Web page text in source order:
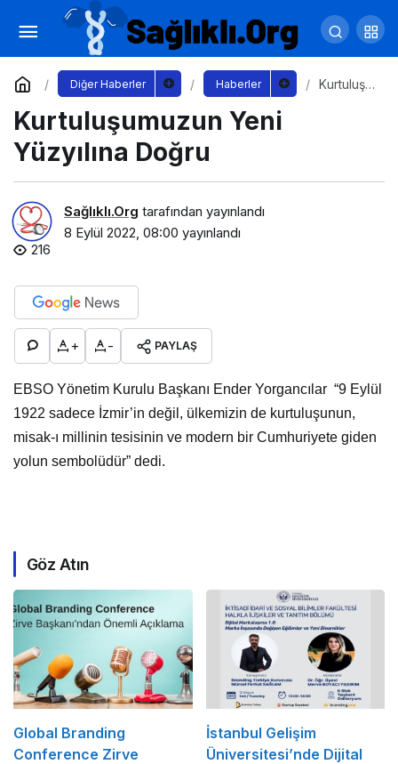
Diğer Haberler Haberler
Kurtuluşu
Kurtuluşumuzun Yeni
Yüzyılına Doğru
Sağlıklı.Org tarafından yayınlandı
8 Eylül 2022, 08:00 yayınlandı
216
+ - PAYLAŞ
EBSO Yönetim Kurulu Başkanı Ender Yorgancılar “9 Eylül
1922 sadece İzmir’in değil, ülkemizin de kurtuluşunun,
misak-ı millinin tesisinin ve modern bir Cumhuriyete giden
yolun sembolüdür” dedi.
Göz Atın
Global Branding
Conference Zirve
İstanbul Gelişim
Üniversitesi’nde Dijital
Erteleme Davranışından Kurtulmak Mümkün
Yorum Yap Paylaş